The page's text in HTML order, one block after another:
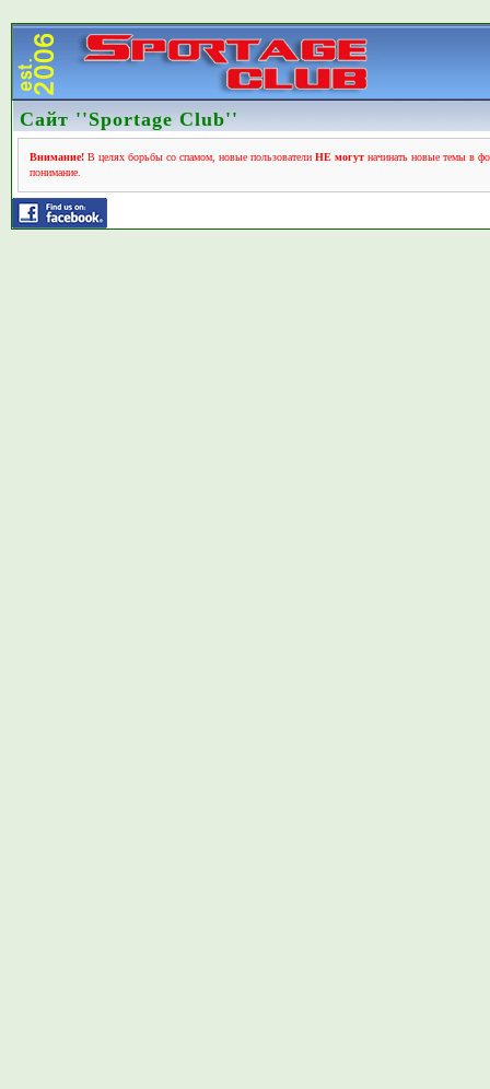
Сайт ''Sportage Club''
Внимание!В целях борьбы со спамом, новые пользователи НЕ могутначинать новые темы в
понимание.